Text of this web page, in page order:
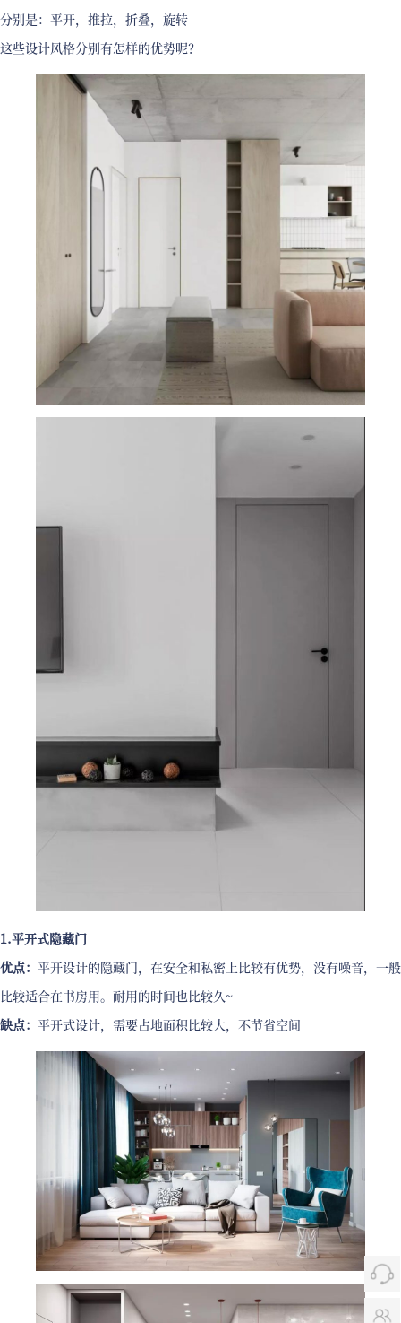
分别是：平开，推拉，折叠，旋转
这些设计风格分别有怎样的优势呢？
1.平开式隐藏门
优点： 平开设计的隐藏门，在安全和私密上比较有优势，没有噪音，一般
比较适合在书房用。耐用的时间也比较久~
缺点： 平开式设计，需要占地面积比较大，不节省空间